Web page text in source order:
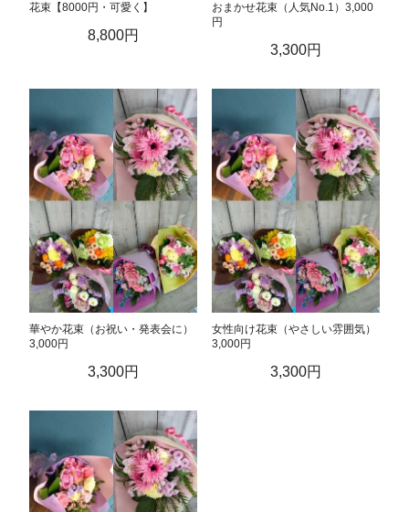
花束【8000円・可愛く】
8,800円
おまかせ花束（人気No.1）3,000
円
3,300円
華やか花束（お祝い・発表会に）
3,000円
3,300円
女性向け花束（やさしい雰囲気）
3,000円
3,300円